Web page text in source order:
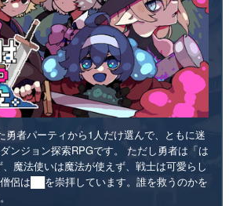
勇者パーティから1人だけ選んで、ともに迷
ンジョン探索RPGです。 ただし勇者は「は
魔法使いは魔法が使えず、戦士は可愛らし
侶は██を崇拝しています。誰を救うのかを